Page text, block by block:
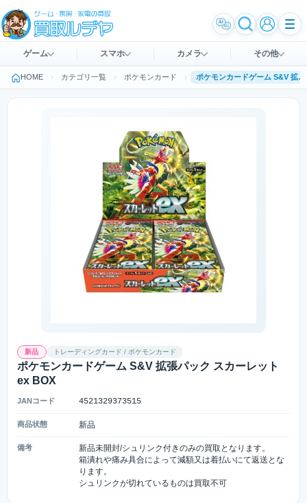
ゲーム スマホ カメラ その他
HOME カテゴリ一覧 ポケモンカード ポケモンカードゲーム S&V 拡張パック スカーレットex BOX
新品 トレーディングカード / ポケモンカード
ポケモンカードゲーム S&V 拡張パック スカーレット
ex BOX
JANコード 4521329373515
商品状態 新品
備考
新品未開封/シュリンク付きのみの買取となります。
箱潰れや痛み具合によって減額又は着払いにて返送とな
ります。
シュリンクが切れているものは買取不可